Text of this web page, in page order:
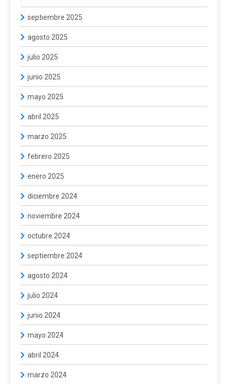
septiembre 2025
agosto 2025
julio 2025
junio 2025
mayo 2025
abril 2025
marzo 2025
febrero 2025
enero 2025
diciembre 2024
noviembre 2024
octubre 2024
septiembre 2024
agosto 2024
julio 2024
junio 2024
mayo 2024
abril 2024
marzo 2024